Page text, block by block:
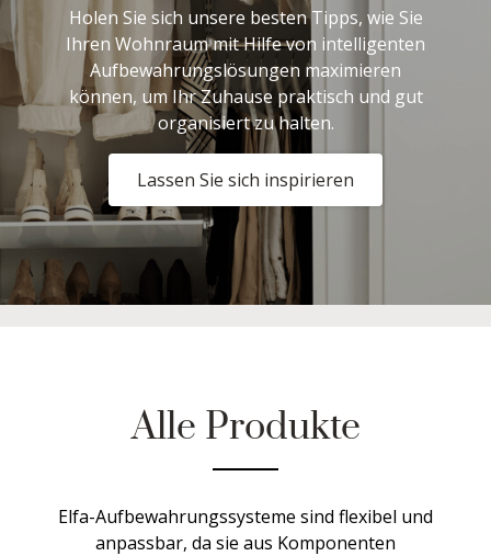
Holen Sie sich unsere besten Tipps, wie Sie
Ihren Wohnraum mit Hilfe von intelligenten
Aufbewahrungslösungen maximieren
können, um Ihr Zuhause praktisch und gut
organisiert zu halten.
Lassen Sie sich inspirieren
Alle Produkte
Elfa-Aufbewahrungssysteme sind flexibel und
anpassbar, da sie aus Komponenten